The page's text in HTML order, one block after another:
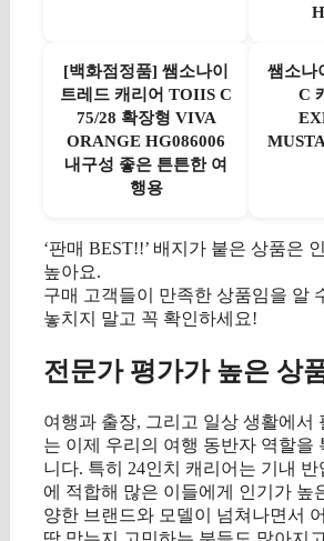
[백화점정품] 쌤소나이
트레드 캐리어 TOIIS C
75/28 확장형 VIVA
ORANGE HG086006
내구성 좋은 튼튼한 여
행용
쌤소나
C
‘판매 BEST!!’ 배지가 붙은 상품은
높아요.
구매 고객들이 만족한 상품임을 알
놓치지 말고 꼭 확인하세요!
전문가 평가가 높은 상
여행과 출장, 그리고 일상 생활에서
는 이제 우리의 여행 동반자 역할을
니다. 특히 24인치 캐리어는 기내
에 적합해 많은 이들에게 인기가 높
양한 브랜드와 모델이 넘쳐나면서